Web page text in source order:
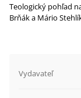
Teologický pohľad
Brňák a Mário
Vydavateľ